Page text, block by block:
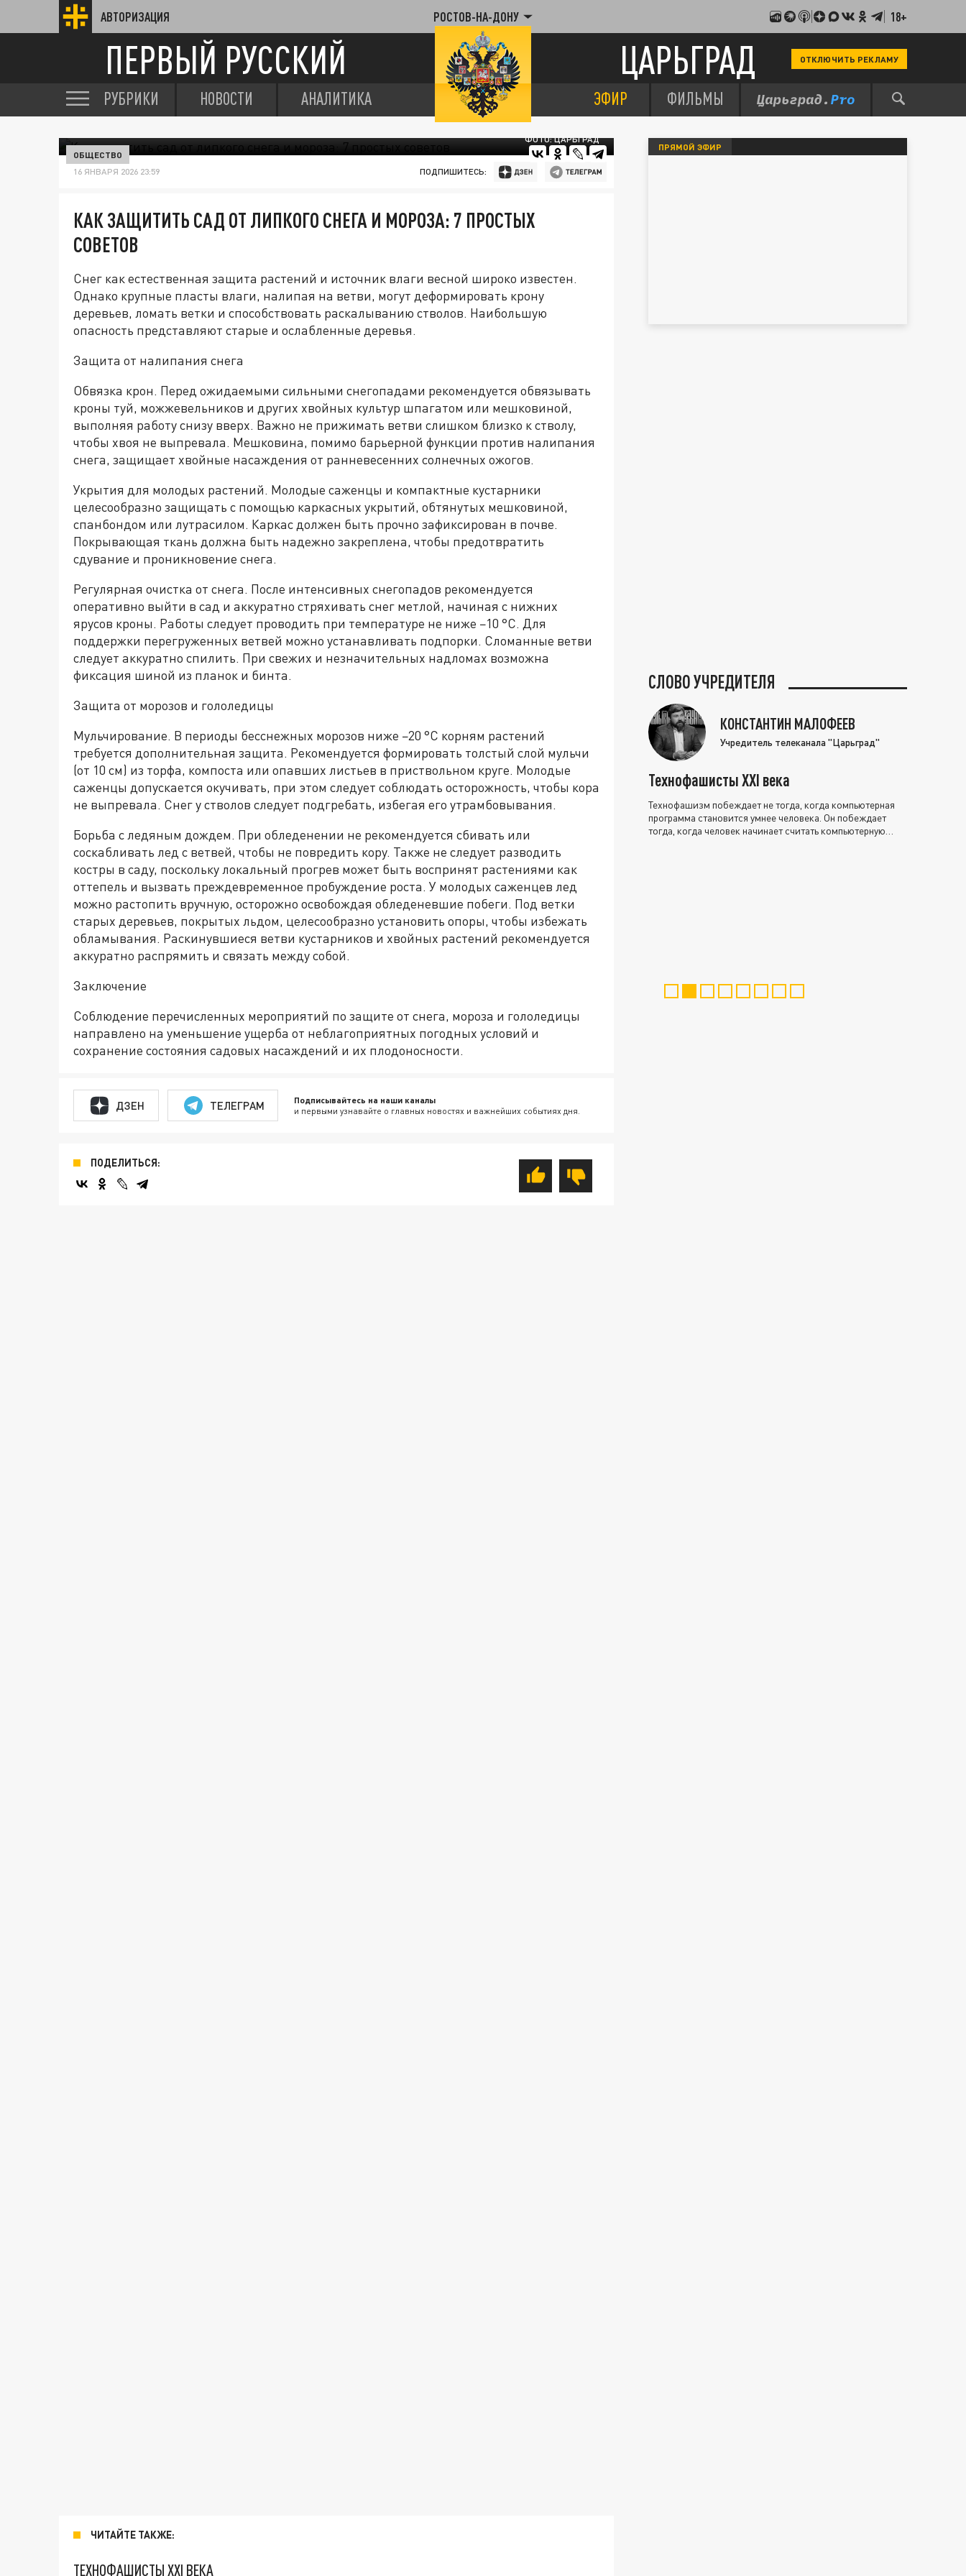
АВТОРИЗАЦИЯ РОСТОВ-НА-ДОНУ 18+
ПЕРВЫЙ РУССКИЙ ЦАРЬГРАД ОТКЛЮЧИТЬ РЕКЛАМУ
РУБРИКИ НОВОСТИ АНАЛИТИКА ЭФИР ФИЛЬМЫ
ФОТО: ЦАРЬГРАД
ОБЩЕСТВО
16 ЯНВАРЯ 2026 23:59 ПОДПИШИТЕСЬ:
КАК ЗАЩИТИТЬ САД ОТ ЛИПКОГО СНЕГА И МОРОЗА: 7 ПРОСТЫХ
СОВЕТОВ
Снег как естественная защита растений и источник влаги весной широко известен.
Однако крупные пласты влаги, налипая на ветви, могут деформировать крону
деревьев, ломать ветки и способствовать раскалыванию стволов. Наибольшую
опасность представляют старые и ослабленные деревья.
Защита от налипания снега
Обвязка крон. Перед ожидаемыми сильными снегопадами рекомендуется обвязывать
кроны туй, можжевельников и других хвойных культур шпагатом или мешковиной,
выполняя работу снизу вверх. Важно не прижимать ветви слишком близко к стволу,
чтобы хвоя не выпревала. Мешковина, помимо барьерной функции против налипания
снега, защищает хвойные насаждения от ранневесенних солнечных ожогов.
Укрытия для молодых растений. Молодые саженцы и компактные кустарники
целесообразно защищать с помощью каркасных укрытий, обтянутых мешковиной,
спанбондом или лутрасилом. Каркас должен быть прочно зафиксирован в почве.
Покрывающая ткань должна быть надежно закреплена, чтобы предотвратить
сдувание и проникновение снега.
Регулярная очистка от снега. После интенсивных снегопадов рекомендуется
оперативно выйти в сад и аккуратно стряхивать снег метлой, начиная с нижних
ярусов кроны. Работы следует проводить при температуре не ниже −10 °C. Для
поддержки перегруженных ветвей можно устанавливать подпорки. Сломанные ветви
следует аккуратно спилить. При свежих и незначительных надломах возможна
фиксация шиной из планок и бинта.
Защита от морозов и гололедицы
Мульчирование. В периоды бесснежных морозов ниже −20 °C корням растений
требуется дополнительная защита. Рекомендуется формировать толстый слой мульчи
(от 10 см) из торфа, компоста или опавших листьев в приствольном круге. Молодые
саженцы допускается окучивать, при этом следует соблюдать осторожность, чтобы кора
не выпревала. Снег у стволов следует подгребать, избегая его утрамбовывания.
Борьба с ледяным дождем. При обледенении не рекомендуется сбивать или
соскабливать лед с ветвей, чтобы не повредить кору. Также не следует разводить
костры в саду, поскольку локальный прогрев может быть воспринят растениями как
оттепель и вызвать преждевременное пробуждение роста. У молодых саженцев лед
можно растопить вручную, осторожно освобождая обледеневшие побеги. Под ветки
старых деревьев, покрытых льдом, целесообразно установить опоры, чтобы избежать
обламывания. Раскинувшиеся ветви кустарников и хвойных растений рекомендуется
аккуратно распрямить и связать между собой.
Заключение
Соблюдение перечисленных мероприятий по защите от снега, мороза и гололедицы
направлено на уменьшение ущерба от неблагоприятных погодных условий и
сохранение состояния садовых насаждений и их плодоносности.
ДЗЕН ТЕЛЕГРАМ Подписывайтесь на наши каналы
и первыми узнавайте о главных новостях и важнейших событиях дня.
ПОДЕЛИТЬСЯ:
ЧИТАЙТЕ ТАКЖЕ:
ТЕХНОФАШИСТЫ XXI ВЕКА
ПРЯМОЙ ЭФИР
СЛОВО УЧРЕДИТЕЛЯ
КОНСТАНТИН МАЛОФЕЕВ
Учредитель телеканала "Царьград"
Технофашисты XXI века
Технофашизм побеждает не тогда, когда компьютерная
программа становится умнее человека. Он побеждает
тогда, когда человек начинает считать компьютерную